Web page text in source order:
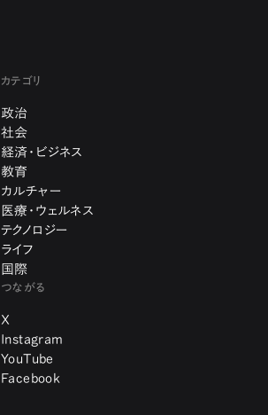
カテゴリ
政治
社会
経済・ビジネス
教育
カルチャー
医療・ウェルネス
テクノロジー
ライフ
国際
つながる
X
Instagram
YouTube
Facebook